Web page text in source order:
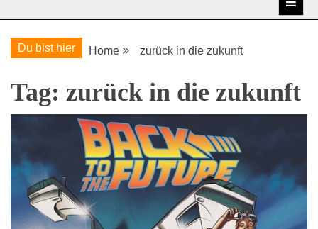
Du bist hier Home zurück in die zukunft
Tag: zurück in die zukunft